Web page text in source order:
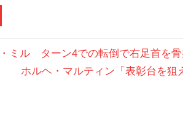
ミル ターン4での転倒で右足首を
次
ホルヘ・マルティン「表彰台を狙